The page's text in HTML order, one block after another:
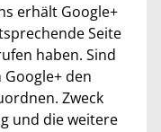
erhält Google+
Seite
haben. Sind
Google+ den
Zweck
und die weitere